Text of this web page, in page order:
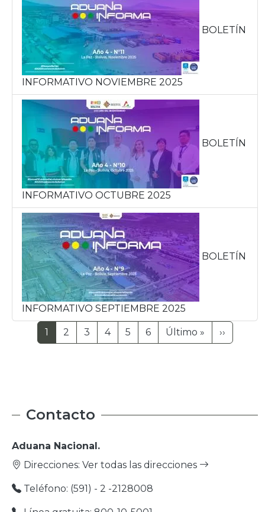
BOLETÍN
INFORMATIVO NOVIEMBRE 2025
BOLETÍN
INFORMATIVO OCTUBRE 2025
BOLETÍN
INFORMATIVO SEPTIEMBRE 2025
Paginación
1 2 3 4 5 6 Último »Última
››
Contacto
Aduana Nacional.
Direcciones: Ver todas las direcciones
Teléfono: (591) - 2 -2128008